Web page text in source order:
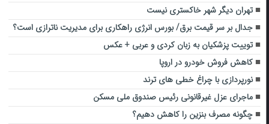
تهران دیگر شهر خاکستری نیست
جدال بر سر قیمت برق/ بورس انرژی راهکاری برای مدیریت ناترازی است؟
توییت پزشکیان به زبان کردی و عربی + عکس
کاهش فروش خودرو در اروپا
نورپردازی با چراغ خطی های ترند
ماجرای عزل غیرقانونی رئیس صندوق ملی مسکن
چگونه مصرف بنزین را کاهش دهیم؟